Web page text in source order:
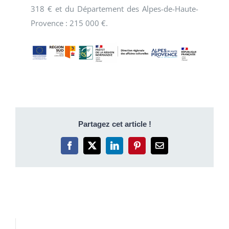
318 € et du Département des Alpes-de-Haute-
Provence : 215 000 €.
Partagez cet article !
Facebook
X LinkedInPinterestEmail